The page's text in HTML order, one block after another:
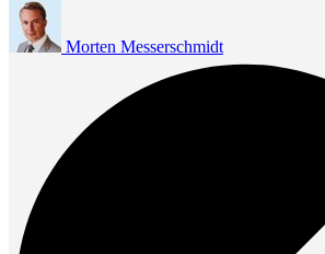
Morten Messerschmidt